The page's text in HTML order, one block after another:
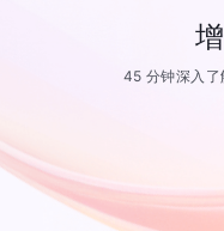
45 分钟深入了